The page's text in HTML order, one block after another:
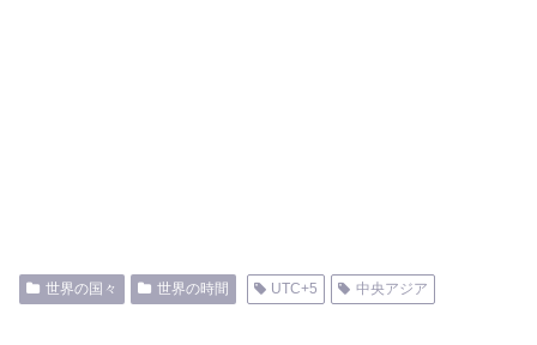
世界の国々 世界の時間 UTC+5 中央アジア